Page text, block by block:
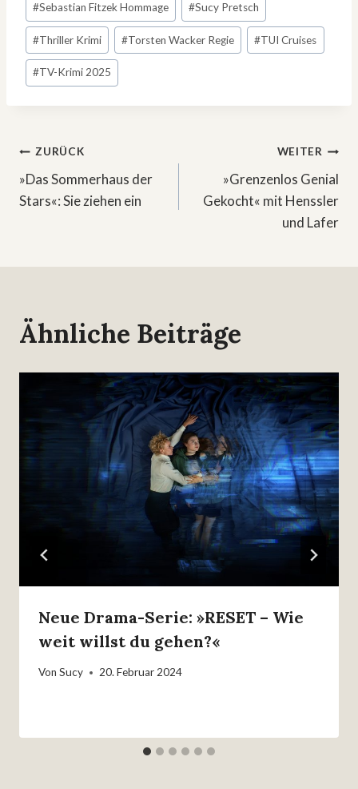
#Sebastian Fitzek Hommage #Sucy Pretsch
#Thriller Krimi #Torsten Wacker Regie #TUI Cruises
#TV-Krimi 2025
Beitragsnavigation
ZURÜCK
»Das Sommerhaus der
Stars«: Sie ziehen ein
WEITER
»Grenzenlos Genial
Gekocht« mit Henssler
und Lafer
Ähnliche Beiträge
Neue Drama-Serie: »RESET – Wie
weit willst du gehen?«
Von Sucy 20. Februar 2024